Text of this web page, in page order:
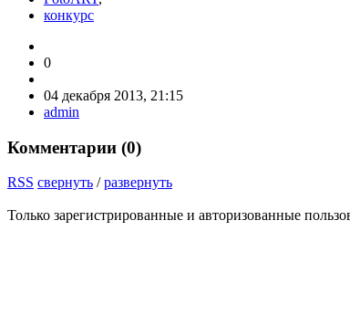
конкурс
0
04 декабря 2013, 21:15
admin
Комментарии (0)
RSS свернуть /развернуть
Только зарегистрированные и авторизованные